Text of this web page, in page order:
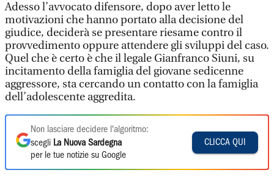
Adesso l’avvocato difensore, dopo aver letto le
motivazioni che hanno portato alla decisione del
giudice, deciderà se presentare riesame contro il
provvedimento oppure attendere gli sviluppi del caso.
Quel che è certo è che il legale Gianfranco Siuni, su
incitamento della famiglia del giovane sedicenne
aggressore, sta cercando un contatto con la famiglia
dell’adolescente aggredita.
Non lasciare decidere l'algoritmo:
scegli La Nuova Sardegna
per le tue notizie su Google
CLICCA QUI